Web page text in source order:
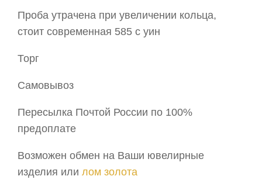
Проба утрачена при увеличении кольца,
стоит современная 585 с уин
Торг
Самовывоз
Пересылка Почтой России по 100%
предоплате
Возможен обмен на Ваши ювелирные
изделия или лом золота